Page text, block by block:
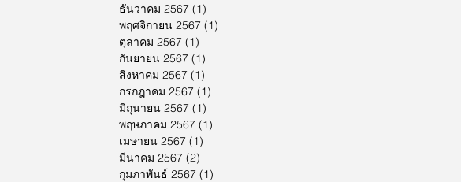
ธันวาคม 2567 (1)
พฤศจิกายน 2567 (1)
ตุลาคม 2567 (1)
กันยายน 2567 (1)
สิงหาคม 2567 (1)
กรกฎาคม 2567 (1)
มิถุนายน 2567 (1)
พฤษภาคม 2567 (1)
เมษายน 2567 (1)
มีนาคม 2567 (2)
กุมภาพันธ์ 2567 (1)